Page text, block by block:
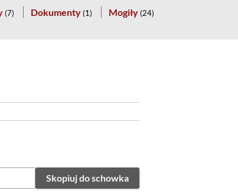
(7) Dokumenty (1) Mogiły (24)
Skopiuj do schowka